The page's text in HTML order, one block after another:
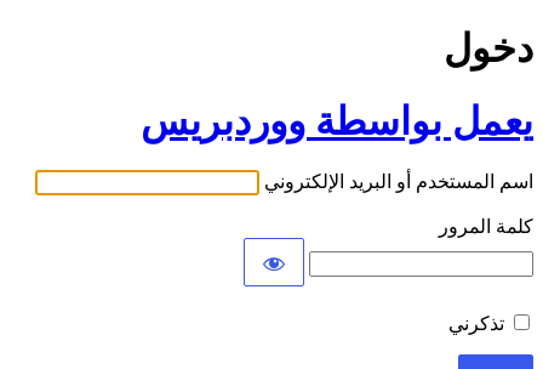
دخول
يعمل بواسطة ووردبريس
اسم المستخدم أو البريد الإلكتروني
كلمة المرور
تذكرني